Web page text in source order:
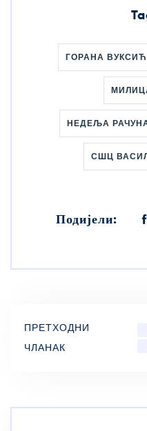
ГОРАНА ВУКСИЋ
НЕДЕЉА
СШЦ
Подијели:
ПРЕТХОДНИ
ЧЛАНАК